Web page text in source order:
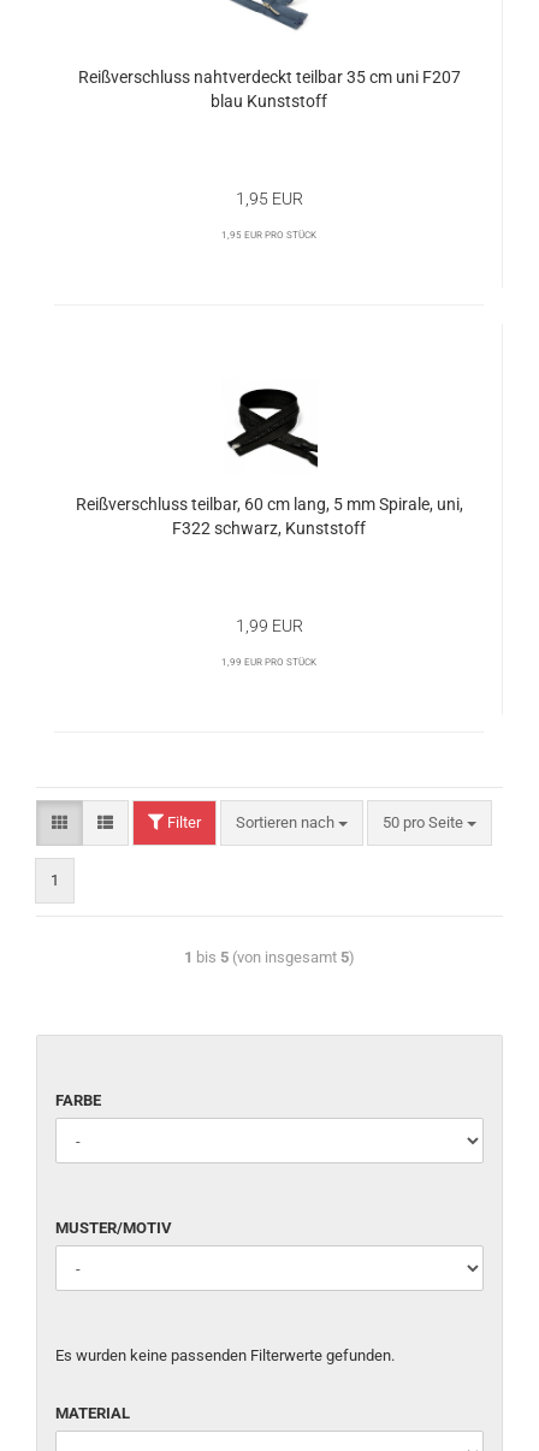
Reißverschluss nahtverdeckt teilbar 35 cm uni F207
blau Kunststoff
1,95 EUR
1,95 EUR pro Stück
Reißverschluss teilbar, 60 cm lang, 5 mm Spirale, uni,
F322 schwarz, Kunststoff
1,99 EUR
1,99 EUR pro Stück
Filter Sortieren nach 50 pro Seite
1
1 bis 5 (von insgesamt 5)
FARBE
MUSTER/MOTIV
Es wurden keine passenden Filterwerte gefunden.
MATERIAL